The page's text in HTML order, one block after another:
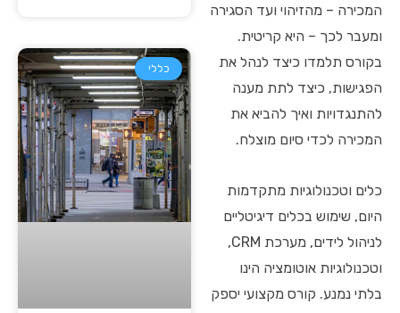
המכירה – מהזיהוי ועד הסגירה
ומעבר לכך – היא קריטית.
בקורס תלמדו כיצד לנהל את
הפגישות, כיצד לתת מענה
להתנגדויות ואיך להביא את
המכירה לכדי סיום מוצלח.
כלים וטכנולוגיות מתקדמות
היום, שימוש בכלים דיגיטליים
לניהול לידים, מערכת CRM,
וטכנולוגיות אוטומציה הינו
בלתי נמנע. קורס מקצועי יספק
כללי